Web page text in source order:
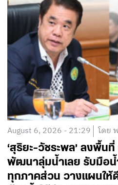
August 6, 2026 - 21:29 โดย
‘สุริยะ-วัชระพล’ ลงพื้นที่
พัฒนาลุ่มน้ำเลย รับมือ
ทุกภาคส่วน วางแผนให้